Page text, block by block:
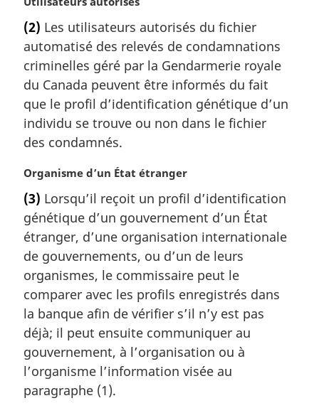
t
e
m
a
g
i
n
l
:
(2) Les utilisateurs autorisés du fichier
automatisé des relevés de condamnations
criminelles géré par la Gendarmerie royale
du Canada peuvent être informés du fait
que le profil d’identification génétique d’un
individu se trouve ou non dans le fichier
des condamnés.
N
t
e
m
a
g
i
n
a
e
:
Organisme d’un État étranger
(3) Lorsqu’il reçoit un profil d’identification
génétique d’un gouvernement d’un État
étranger, d’une organisation internationale
de gouvernements, ou d’un de leurs
organismes, le commissaire peut le
comparer avec les profils enregistrés dans
la banque afin de vérifier s’il n’y est pas
déjà; il peut ensuite communiquer au
gouvernement, à l’organisation ou à
l’organisme l’information visée au
paragraphe (1).